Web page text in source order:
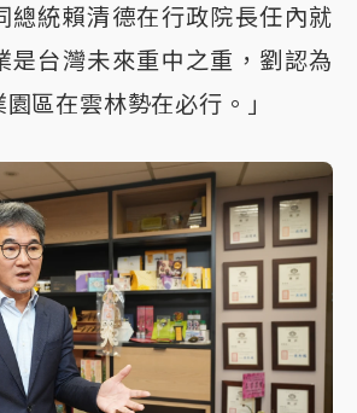
總統賴清德在行政院長任內就
是台灣未來重中之重，劉認為
園區在雲林勢在必行。」